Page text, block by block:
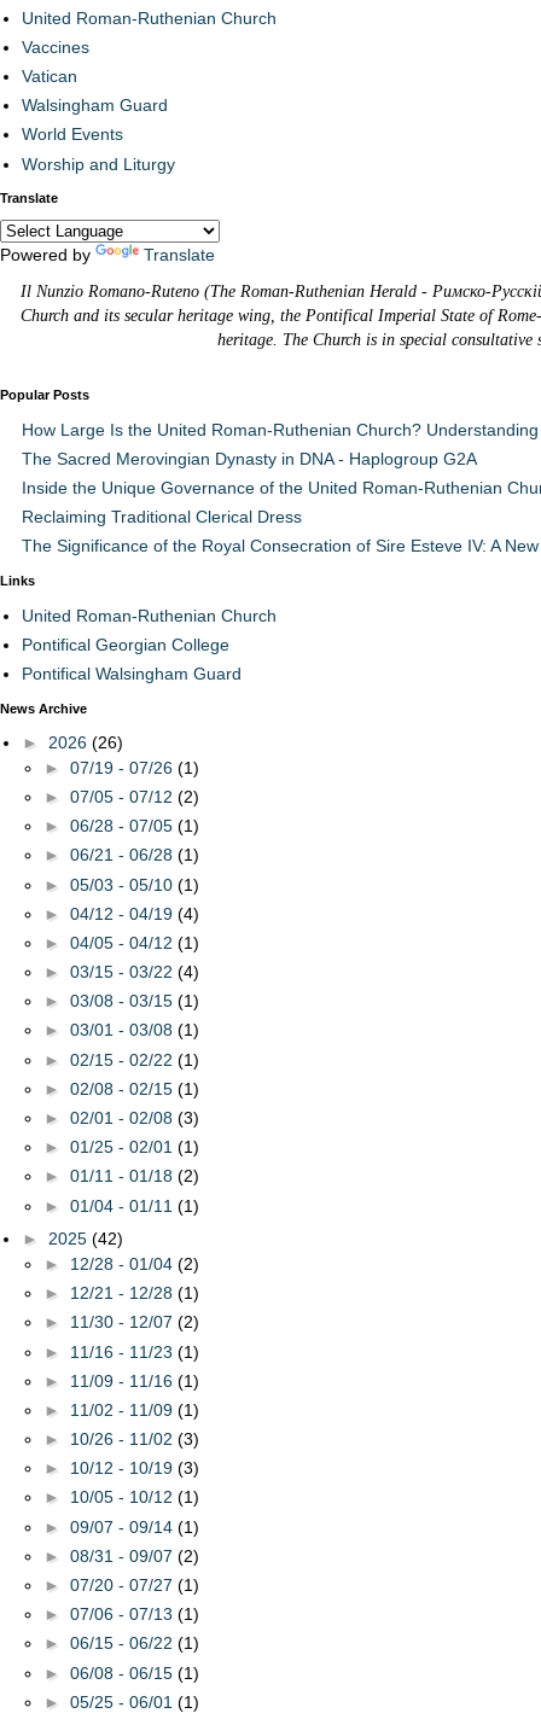
United Roman-Ruthenian Church
Vaccines
Vatican
Walsingham Guard
World Events
Worship and Liturgy
Translate
Powered by
Translate
Il Nunzio Romano-Ruteno (The Roman-Ruthenian Herald - Римско-
Church and its secular heritage wing, the Pontifical Imperial State of
heritage. The Church is in special
Popular Posts
How Large Is the United Roman-Ruthenian Church?
The Sacred Merovingian Dynasty in DNA - Haplogroup G2A
Inside the Unique Governance of the United Roman-Ruthenian
Reclaiming Traditional Clerical Dress
The Significance of the Royal Consecration of Sire Esteve IV: A
Links
United Roman-Ruthenian Church
Pontifical Georgian College
Pontifical Walsingham Guard
News Archive
► 2026 (26)
► 07/19 - 07/26 (1)
► 07/05 - 07/12 (2)
► 06/28 - 07/05 (1)
► 06/21 - 06/28 (1)
► 05/03 - 05/10 (1)
► 04/12 - 04/19 (4)
► 04/05 - 04/12 (1)
► 03/15 - 03/22 (4)
► 03/08 - 03/15 (1)
► 03/01 - 03/08 (1)
► 02/15 - 02/22 (1)
► 02/08 - 02/15 (1)
► 02/01 - 02/08 (3)
► 01/25 - 02/01 (1)
► 01/11 - 01/18 (2)
► 01/04 - 01/11 (1)
► 2025 (42)
► 12/28 - 01/04 (2)
► 12/21 - 12/28 (1)
► 11/30 - 12/07 (2)
► 11/16 - 11/23 (1)
► 11/09 - 11/16 (1)
► 11/02 - 11/09 (1)
► 10/26 - 11/02 (3)
► 10/12 - 10/19 (3)
► 10/05 - 10/12 (1)
► 09/07 - 09/14 (1)
► 08/31 - 09/07 (2)
► 07/20 - 07/27 (1)
► 07/06 - 07/13 (1)
► 06/15 - 06/22 (1)
► 06/08 - 06/15 (1)
► 05/25 - 06/01 (1)